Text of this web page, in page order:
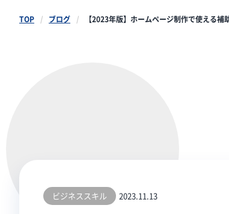
TOP ブログ 【2023年版】ホームページ制作で使える
ビジネススキル 2023.11.13